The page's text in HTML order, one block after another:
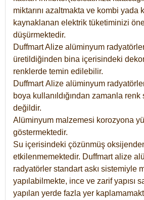
miktarını azaltmakta ve kombi yada
kaynaklanan elektrik tüketiminizi
düşürmektedir.
Duffmart Alize alüminyum
üretildiğinden bina içerisindeki
renklerde temin edilebilir.
DuffmartAlize alüminyum
boya kullanıldığından zamanla
değildir.
Alüminyum malzemesi korozyona
göstermektedir.
Su içerisindeki çözünmüş
etkilenmemektedir. Duffmart alize
radyatörler standart askı sistemiyle
yapılabilmekte, ince ve zarif yapısı
yapılan yerde fazla yer